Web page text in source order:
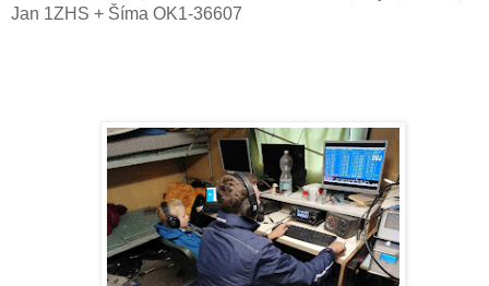
Jan 1ZHS + Šíma OK1-36607